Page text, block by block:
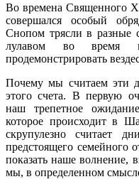
Во времена Священного
совершался особый
Снопом трясли в разные
лулавом во время
продемонстрировать
Почему мы считаем эти
этого счета. В первую
наш трепетное
которое происходит в
скрупулезно считает
предстоящего семейного
показать наше волнение,
мы, в определенном